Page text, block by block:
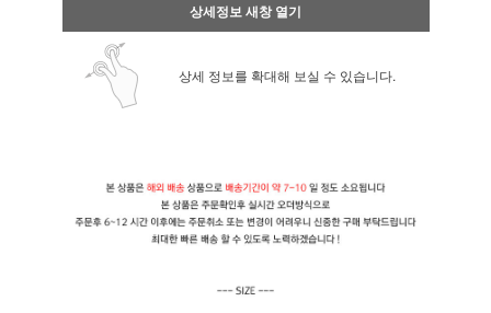
상세정보 새창 열기
상세 정보를 확대해 보실 수 있습니다.